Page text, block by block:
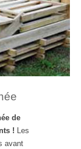
de
! Les
avant